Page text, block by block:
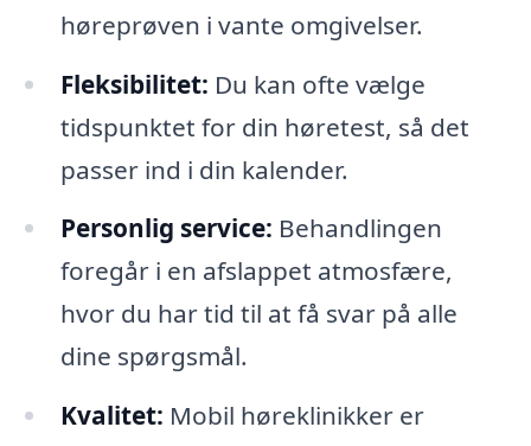
høreprøven i vante omgivelser.
Fleksibilitet: Du kan ofte vælge
tidspunktet for din høretest, så det
passer ind i din kalender.
Personlig service: Behandlingen
foregår i en afslappet atmosfære,
hvor du har tid til at få svar på alle
dine spørgsmål.
Kvalitet: Mobil høreklinikker er